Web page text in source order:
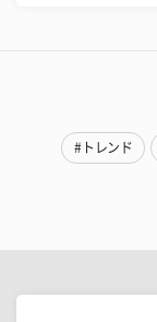
#トレンド